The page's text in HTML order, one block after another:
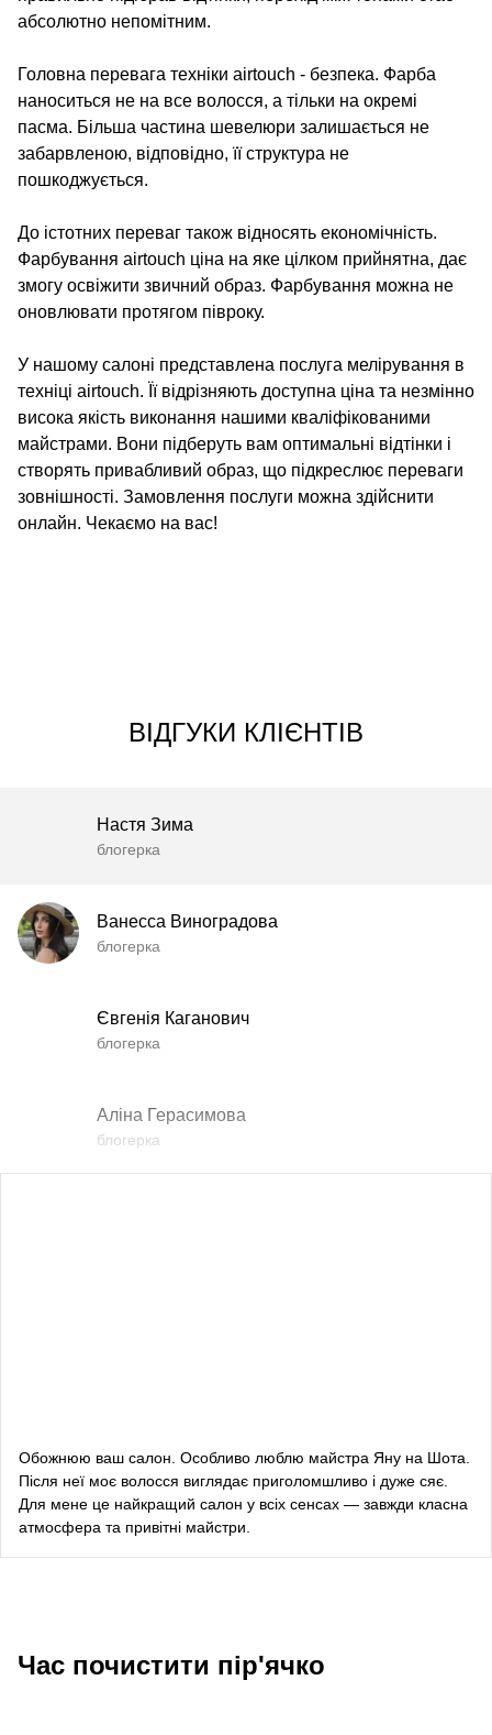
абсолютно непомітним.
Головна перевага техніки airtouch - безпека. Фарба
наноситься не на все волосся, а тільки на окремі
пасма. Більша частина шевелюри залишається не
забарвленою, відповідно, її структура не
пошкоджується.
До істотних переваг також відносять економічність.
Фарбування airtouch ціна на яке цілком прийнятна, дає
змогу освіжити звичний образ. Фарбування можна не
оновлювати протягом півроку.
У нашому салоні представлена послуга мелірування в
техніці airtouch. Її відрізняють доступна ціна та незмінно
висока якість виконання нашими кваліфікованими
майстрами. Вони підберуть вам оптимальні відтінки і
створять привабливий образ, що підкреслює переваги
зовнішності. Замовлення послуги можна здійснити
онлайн. Чекаємо на вас!
ВІДГУКИ КЛІЄНТІВ
Настя Зима
блогерка
Ванесса Виноградова
блогерка
Євгенія Каганович
блогерка
Аліна Герасимова
блогерка
Bazhana
songwriter
Обожнюю ваш салон. Особливо люблю майстра Яну на Шота.
Після неї моє волосся виглядає приголомшливо і дуже сяє.
Для мене це найкращий салон у всіх сенсах — завжди класна
атмосфера та привітні майстри.
Час почистити пір'ячко